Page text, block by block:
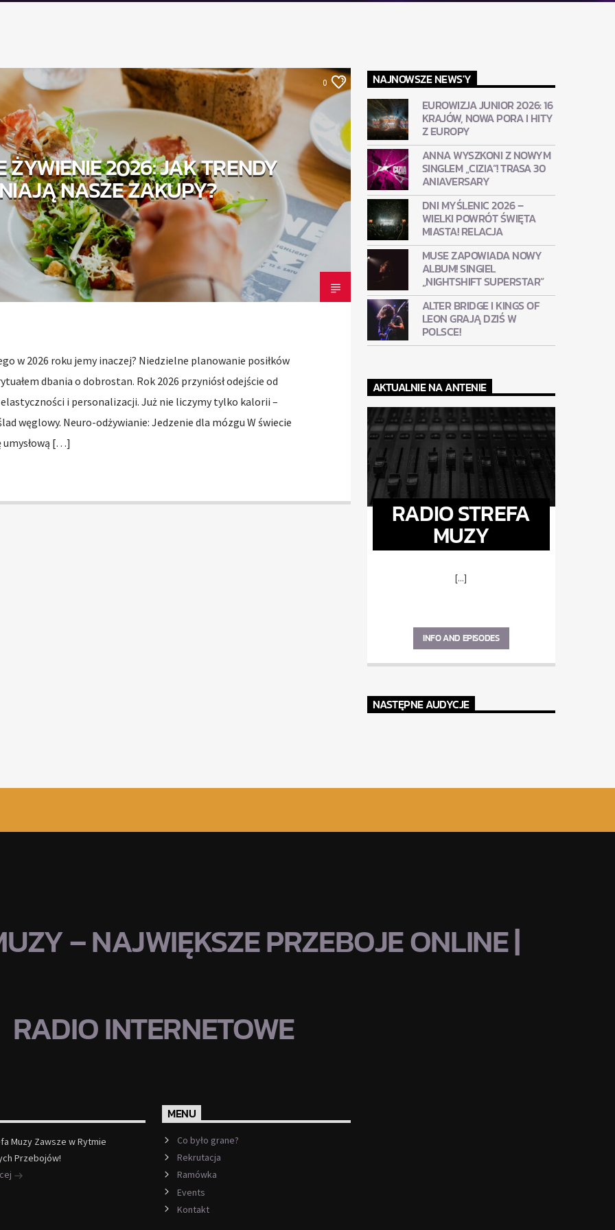
0
ŻYWIENIE 2026: JAK TRENDY
NASZE ZAKUPY?
w 2026 roku jemy inaczej? Niedzielne planowanie posiłków
dbania o dobrostan. Rok 2026 przyniósł odejście od
i personalizacji. Już nie liczymy tylko kalorii –
węglowy. Neuro-odżywianie: Jedzenie dla mózgu W świecie
umysłową […]
NAJNOWSZE NEWS'Y
EUROWIZJA JUNIOR 2026: 16
KRAJÓW, NOWA PORA I HITY
Z EUROPY
ANNA WYSZKONI Z NOWYM
SINGLEM „CIZIA”! TRASA 30
ANIAVERSARY
DNI MYŚLENIC 2026 –
WIELKI POWRÓT ŚWIĘTA
MIASTA! RELACJA
MUSE ZAPOWIADA NOWY
ALBUM! SINGIEL
„NIGHTSHIFT SUPERSTAR”
ALTER BRIDGE I KINGS OF
LEON GRAJĄ DZIŚ W
POLSCE!
AKTUALNIE NA ANTENIE
RADIO STREFA
MUZY
[...]
INFO AND EPISODES
NASTĘPNE AUDYCJE
– NAJWIĘKSZE PRZEBOJE ONLINE |
RADIO INTERNETOWE
Muzy Zawsze w Rytmie
Przebojów!
MENU
Co było grane?
Rekrutacja
Ramówka
Events
Kontakt